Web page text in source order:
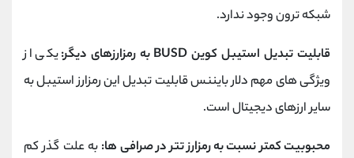
شبکه ترون وجود ندارد.
قابلیت تبدیل استیبل کوین BUSD به رمزارزهای دیگر:یکی از
ویژگی های مهم دلار بایننس قابلیت تبدیل این رمزارز استیبل به
سایر ارزهای دیجیتال است.
محبوبیت کمتر نسبت به رمزارز تتر در صرافی ها: به علت گذر کم